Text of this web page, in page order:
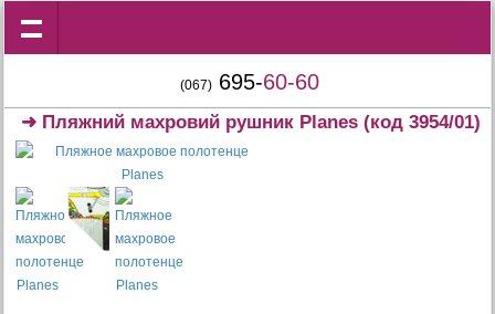
(067) 695-60-60
➜ Пляжний махровий рушник Planes (код 3954/01)